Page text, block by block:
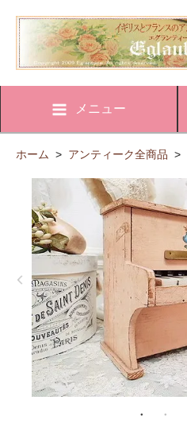
メニュー
ホーム > アンティーク全商品 >